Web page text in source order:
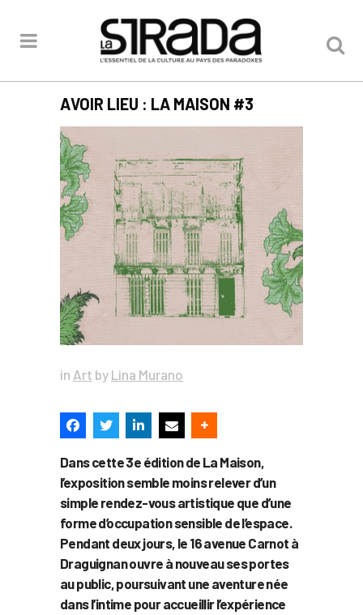
AVOIR LIEU : LA MAISON #3
in Art by Lina Murano
Dans cette 3e édition de La Maison,
l’exposition semble moins relever d’un
simple rendez-vous artistique que d’une
forme d’occupation sensible de l’espace.
Pendant deux jours, le 16 avenue Carnot à
Draguignan ouvre à nouveau ses portes
au public, poursuivant une aventure née
dans l’intime pour accueillir l’expérience